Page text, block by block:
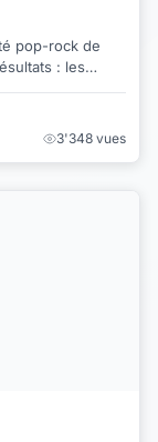
pop-rock de
: les
3'348 vues